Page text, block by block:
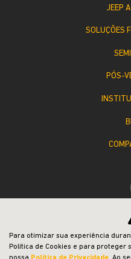
JEEP
SOLUÇÕES
PÓS-
Desacelere.
Para otimizar sua experiência
Política de Cookies e para proteger